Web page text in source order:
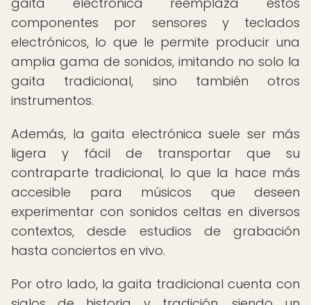
componentes por sensores y teclados
electrónicos, lo que le permite producir una
amplia gama de sonidos, imitando no solo la
gaita tradicional, sino también otros
instrumentos.
Además, la gaita electrónica suele ser más
ligera y fácil de transportar que su
contraparte tradicional, lo que la hace más
accesible para músicos que deseen
experimentar con sonidos celtas en diversos
contextos, desde estudios de grabación
hasta conciertos en vivo.
Por otro lado, la gaita tradicional cuenta con